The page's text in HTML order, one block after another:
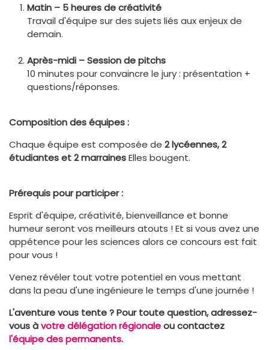
Matin – 5 heures de créativité
Travail d'équipe sur des sujets liés aux enjeux de
demain.
Après-midi – Session de pitchs
10 minutes pour convaincre le jury : présentation +
questions/réponses.
Composition des équipes :
Chaque équipe est composée de 2 lycéennes, 2
étudiantes et 2 marrainesElles bougent.
Prérequis pour participer :
Esprit d'équipe, créativité, bienveillance et bonne
humeur seront vos meilleurs atouts ! Et si vous avez une
appétence pour les sciences alors ce concours est fait
pour vous !
Venez révéler tout votre potentiel en vous mettant
dans la peau d'une ingénieure le temps d'une journée !
L'aventure vous tente ? Pour toute question, adressez-
vous àvotre délégation régionaleou contactez
l'équipe des permanents.